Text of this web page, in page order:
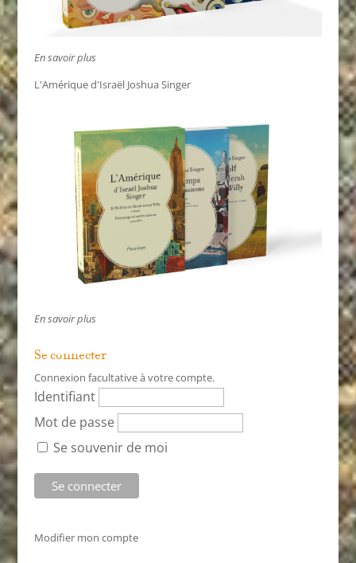
En savoir plus
L'Amérique d'Israël Joshua Singer
En savoir plus
Se connecter
Connexion facultative à votre compte.
Identifiant
Mot de passe
Se souvenir de moi
Modifier mon compte